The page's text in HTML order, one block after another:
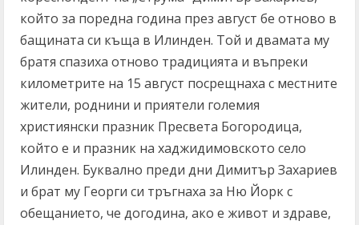
който за поредна година през август бе отново в
бащината си къща в Илинден. Той и двамата му
братя спазиха отново традицията и въпреки
километрите на 15 август посрещнаха с местните
жители, роднини и приятели големия
християнски празник Пресвета Богородица,
който е и празник на хаджидимовското село
Илинден. Буквално преди дни Димитър Захариев
и брат му Георги си тръгнаха за Ню Йорк с
обещанието, че догодина, ако е живот и здраве,